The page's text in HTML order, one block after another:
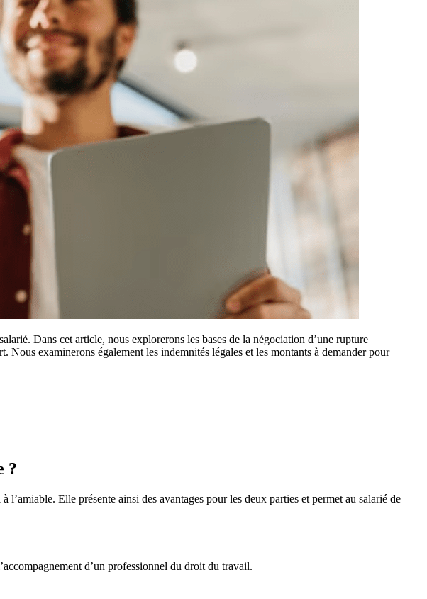
Dans cet article, nous explorerons les bases de la négociation d’une rupture
examinerons également les indemnités légales et les montants à demander pour
?
Elle présente ainsi des avantages pour les deux parties et permet au salarié de
d’un professionnel du droit du travail.